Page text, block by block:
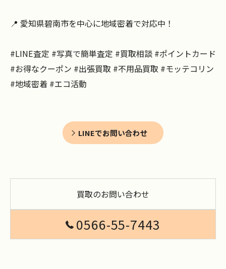
📍 愛知県碧南市を中心に地域密着で対応中！
#LINE査定 #写真で簡単査定 #買取相談 #ポイントカード
#お得なクーポン #出張買取 #不用品買取 #モッテコリン
#地域密着 #エコ活動
LINEでお問い合わせ
買取のお問い合わせ
0566-55-7443